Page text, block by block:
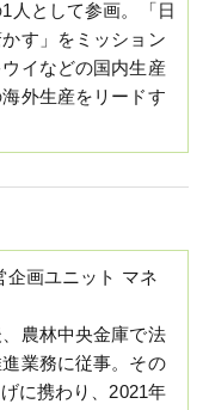
人として参画。「日
す」をミッション
イなどの国内生産
外生産をリードす
企画ユニット マネ
農林中央金庫で法
業務に従事。その
に携わり、2021年